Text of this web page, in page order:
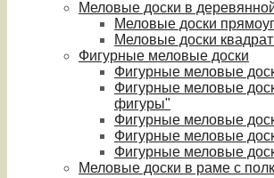
Меловые доски в
Меловые доски
Меловые доски
Фигурные меловые доски
Фигурные меловые
Фигурные меловые
фигуры"
Фигурные меловые
Фигурные меловые
Фигурные меловые
Меловые доски в раме с